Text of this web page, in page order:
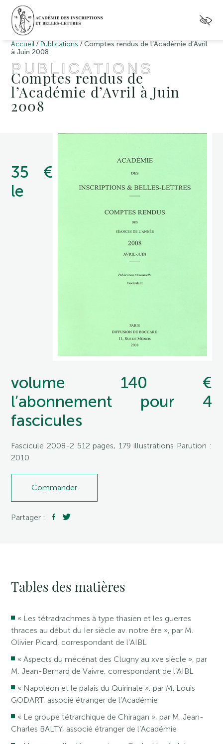
Accueil / Publications /Comptes rendus de l’Académie d’Avril
à Juin 2008
PUBLICATIONS
Comptes rendus de
l’Académie d’Avril à Juin
2008
35 €
le
volume 140 €
l’abonnement pour 4
fascicules
Fascicule 2008-2 512 pages, 179 illustrations Parution :
2010
Commander
Partager :
Tables des matières
« Les tétradrachmes à type thasien et les guerres
thraces au début du Ier siècle av. notre ère », par M.
Olivier Picard, correspondant de l’AIBL
« Aspects du mécénat des Clugny au xve siècle », par
M. Jean-Bernard de Vaivre, correspondant de l’AIBL
« Napoléon et le palais du Quirinale », par M. Louis
GODART, associé étranger de l’Académie
« Le groupe tétrarchique de Chiragan », par M. Jean-
Charles BALTY, associé étranger de l’Académie